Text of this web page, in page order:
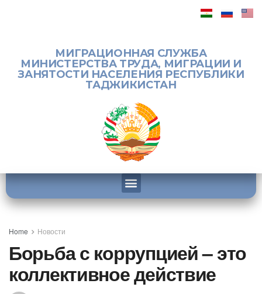
МИГРАЦИОННАЯ СЛУЖБА
МИНИСТЕРСТВА ТРУДА, МИГРАЦИИ И
ЗАНЯТОСТИ НАСЕЛЕНИЯ РЕСПУБЛИКИ
ТАДЖИКИСТАН
Home Новости
Борьба с коррупцией – это
коллективное действие